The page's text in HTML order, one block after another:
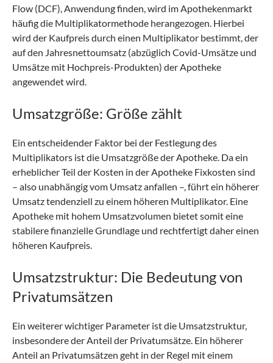
Flow (DCF), Anwendung finden, wird im Apothekenmarkt
häufig die Multiplikatormethode herangezogen. Hierbei
wird der Kaufpreis durch einen Multiplikator bestimmt, der
auf den Jahresnettoumsatz (abzüglich Covid-Umsätze und
Umsätze mit Hochpreis-Produkten) der Apotheke
angewendet wird.
Umsatzgröße: Größe zählt
Ein entscheidender Faktor bei der Festlegung des
Multiplikators ist die Umsatzgröße der Apotheke. Da ein
erheblicher Teil der Kosten in der Apotheke Fixkosten sind
– also unabhängig vom Umsatz anfallen –, führt ein höherer
Umsatz tendenziell zu einem höheren Multiplikator. Eine
Apotheke mit hohem Umsatzvolumen bietet somit eine
stabilere finanzielle Grundlage und rechtfertigt daher einen
höheren Kaufpreis.
Umsatzstruktur: Die Bedeutung von
Privatumsätzen
Ein weiterer wichtiger Parameter ist die Umsatzstruktur,
insbesondere der Anteil der Privatumsätze. Ein höherer
Anteil an Privatumsätzen geht in der Regel mit einem